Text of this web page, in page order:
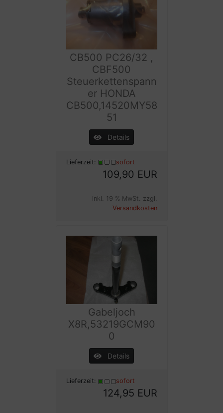
CB500 PC26/32 ,
CBF500
Steuerkettenspann
er HONDA
CB500,14520MY58
51
Details
Lieferzeit: sofort
109,90 EUR
inkl. 19 % MwSt. zzgl.
Versandkosten
Gabeljoch
X8R,53219GCM90
0
Details
Lieferzeit: sofort
124,95 EUR